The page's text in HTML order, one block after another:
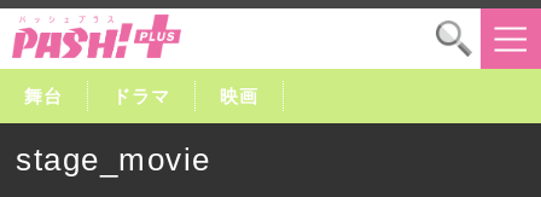
舞台 ドラマ 映画
stage_movie